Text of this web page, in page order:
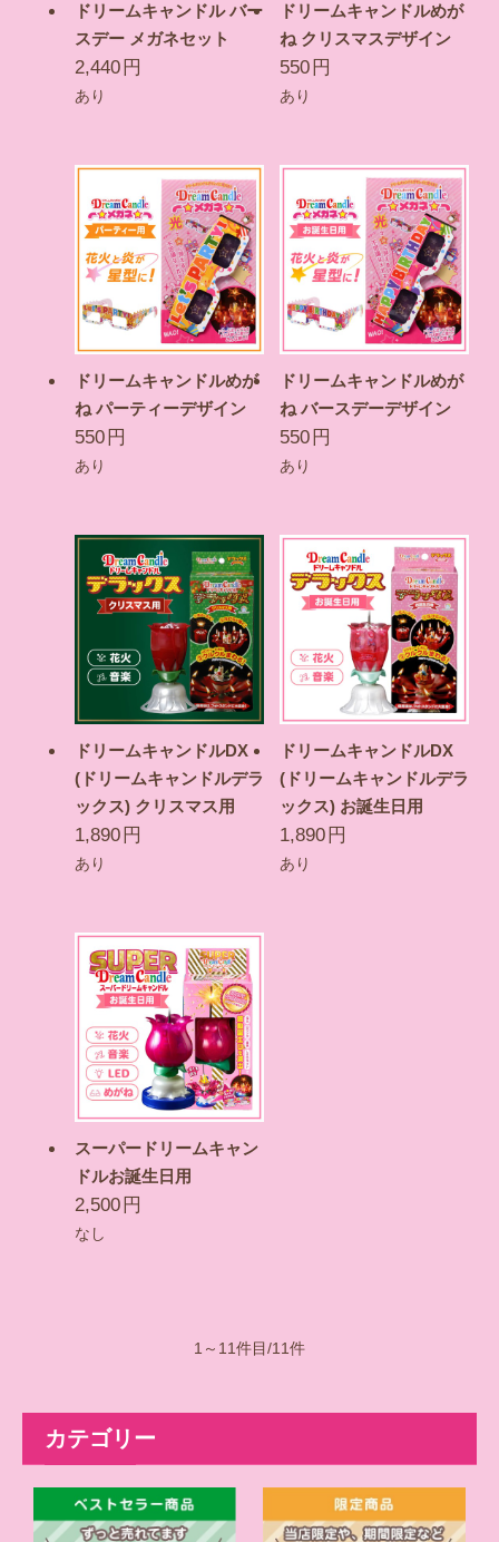
ドリームキャンドル バー
スデー メガネセット
2,440 円
あり
ドリームキャンドルめが
ね クリスマスデザイン
550 円
あり
ドリームキャンドルめが
ね パーティーデザイン
550 円
あり
ドリームキャンドルめが
ね バースデーデザイン
550 円
あり
ドリームキャンドルDX
(ドリームキャンドルデラ
ックス) クリスマス用
1,890 円
あり
ドリームキャンドルDX
(ドリームキャンドルデラ
ックス) お誕生日用
1,890 円
あり
スーパードリームキャン
ドルお誕生日用
2,500 円
なし
1～11件目/11件
カテゴリー